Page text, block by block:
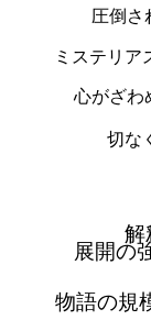
切な
心がざわ
ミステリア
圧倒さ
物語の規
展開の
解